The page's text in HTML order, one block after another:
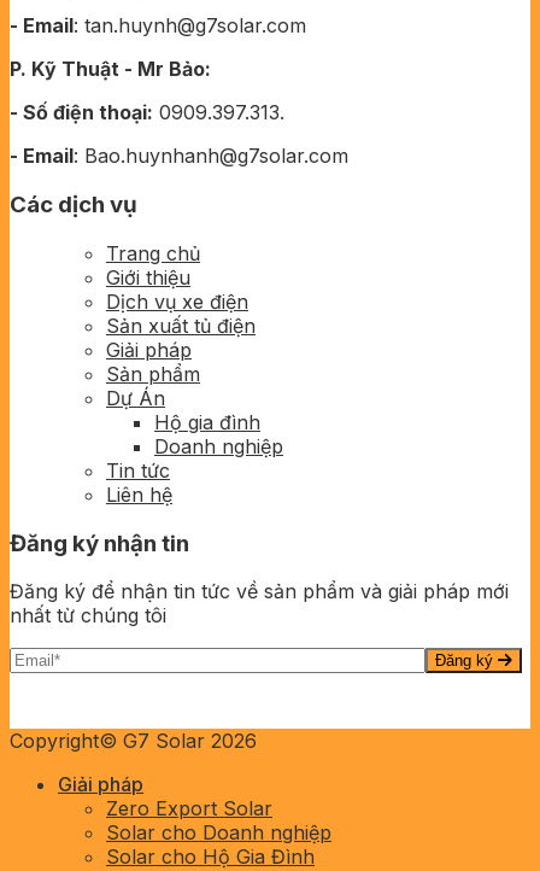
- Email: tan.huynh@g7solar.com
P. Kỹ Thuật - Mr Bảo:
- Số điện thoại: 0909.397.313.
- Email: Bao.huynhanh@g7solar.com
Các dịch vụ
Trang chủ
Giới thiệu
Dịch vụ xe điện
Sản xuất tủ điện
Giải pháp
Sản phẩm
Dự Án
Hộ gia đình
Doanh nghiệp
Tin tức
Liên hệ
Đăng ký nhận tin
Đăng ký để nhận tin tức về sản phẩm và giải pháp mới
nhất từ chúng tôi
Đăng ký
Copyright© G7 Solar 2026
Giải pháp
Zero Export Solar
Solar cho Doanh nghiệp
Solar cho Hộ Gia Đình